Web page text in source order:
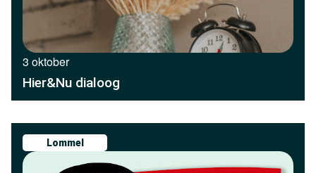
3 oktober
Hier&Nu dialoog
Lommel